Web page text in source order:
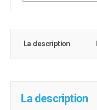
La description
La description